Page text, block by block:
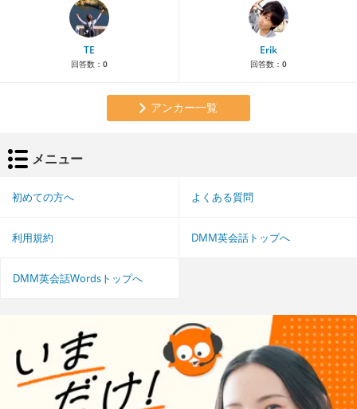
TE
回答数： 0
Erik
回答数： 0
アンカー一覧
メニュー
初めての方へ よくある質問
利用規約 DMM英会話トップへ
DMM英会話Wordsトップへ